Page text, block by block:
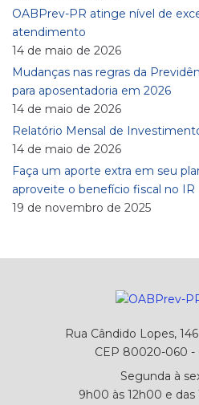
OABPrev-PR atinge nível de
atendimento
14 de maio de 2026
Mudanças nas regras da
para aposentadoria em 2026
14 de maio de 2026
Relatório Mensal de
14 de maio de 2026
Faça um aporte extra em seu
aproveite o benefício fiscal no IR
19 de novembro de 2025
Rua Cândido Lopes,
CEP 80020-060 -
Segunda à
9h00 às 12h00 e das